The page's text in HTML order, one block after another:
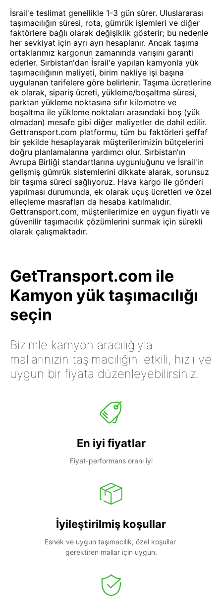
İsrail'e teslimat genellikle 1-3 gün sürer. Uluslararası
taşımacılığın süresi, rota, gümrük işlemleri ve diğer
faktörlere bağlı olarak değişiklik gösterir; bu nedenle
her sevkiyat için ayrı ayrı hesaplanır. Ancak taşıma
ortaklarımız kargonun zamanında varışını garanti
ederler. Sırbistan'dan İsrail'e yapılan kamyonla yük
taşımacılığının maliyeti, birim nakliye işi başına
uygulanan tarifelere göre belirlenir. Taşıma ücretlerine
ek olarak, sipariş ücreti, yükleme/boşaltma süresi,
parktan yükleme noktasına sıfır kilometre ve
boşaltma ile yükleme noktaları arasındaki boş (yük
olmadan) mesafe gibi diğer maliyetler de dahil edilir.
Gettransport.com platformu, tüm bu faktörleri şeffaf
bir şekilde hesaplayarak müşterilerimizin bütçelerini
doğru planlamalarına yardımcı olur. Sırbistan'ın
Avrupa Birliği standartlarına uygunluğunu ve İsrail'in
gelişmiş gümrük sistemlerini dikkate alarak, sorunsuz
bir taşıma süreci sağlıyoruz. Hava kargo ile gönderi
yapılması durumunda, ek olarak uçuş ücretleri ve özel
elleçleme masrafları da hesaba katılmalıdır.
Gettransport.com, müşterilerimize en uygun fiyatlı ve
güvenilir taşımacılık çözümlerini sunmak için sürekli
olarak çalışmaktadır.
GetTransport.com ile
Kamyon yük taşımacılığı
seçin
Bizimle kamyon aracılığıyla
mallarınızın taşımacılığını etkili, hızlı ve
uygun bir fiyata düzenleyebilirsiniz.
En iyi fiyatlar
Fiyat-performans oranı iyi
İyileştirilmiş koşullar
Esnek ve uygun taşımacılık, özel koşullar
gerektiren mallar için uygun.